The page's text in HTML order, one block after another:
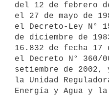
del 12 de febrero
el 27 de mayo de
el Decreto-Ley N°
de diciembre de
16.832 de fecha 17
el Decreto N° 360/
setiembre de
la Unidad
Energía y Agua y